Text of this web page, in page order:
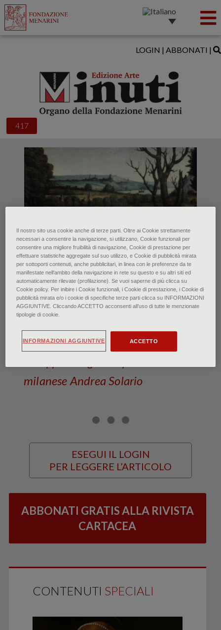
417
LOGIN | ABBONATI |
Andrea Solario: Fuga in Egitto (particolare)
Milano, Museo Poldi Pezzoli - © Foto Scala, Firenze
Andrea Solario: La seduzione
del colore
di Elena Aiazzi • Maggio 2025
Dalla lezione leonardesca si
milanese Andrea Solario
ESEGUI IL LOGIN
PER LEGGERE L’ARTICOLO
ABBONATI GRATIS ALLA RIVISTA
CARTACEA
CONTENUTI SPECIALI
Il nostro sito usa cookie anche di terze parti. Oltre ai Cookie strettamente
necessari a consentire la navigazione, si utilizzano, Cookie funzionali per
consentire una migliore fruibilità di navigazione, Cookie di prestazione per
effettuare statistiche aggregate sul suo utilizzo, e Cookie di pubblicità mirata
per sottoporti contenuti, anche pubblicitari, in linea con le preferenze da te
manifestate nell‘ambito della navigazione in rete su questo e su altri siti ed
automaticamente rilevate (profilazione). Se vuoi saperne di più clicca su
Cookie policy. Per inibire i Cookie funzionali, i Cookie di prestazione, i Cookie di
pubblicità mirata e/o i cookie di specifiche terze parti clicca su INFORMAZIONI
AGGIUNTIVE. Cliccando ACCETTO acconsenti all’uso di tutte le menzionate
tipologie di cookie.
ACCETTO
INFORMAZIONI AGGIUNTIVE